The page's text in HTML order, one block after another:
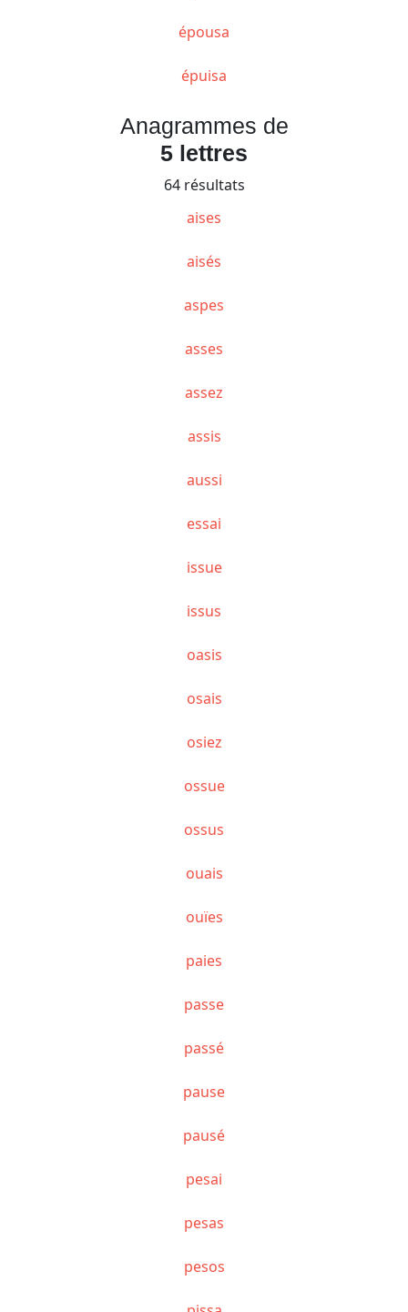
épousa
épuisa
Anagrammes de
5 lettres
64 résultats
aises
aisés
aspes
asses
assez
assis
aussi
essai
issue
issus
oasis
osais
osiez
ossue
ossus
ouais
ouïes
paies
passe
passé
pause
pausé
pesai
pesas
pesos